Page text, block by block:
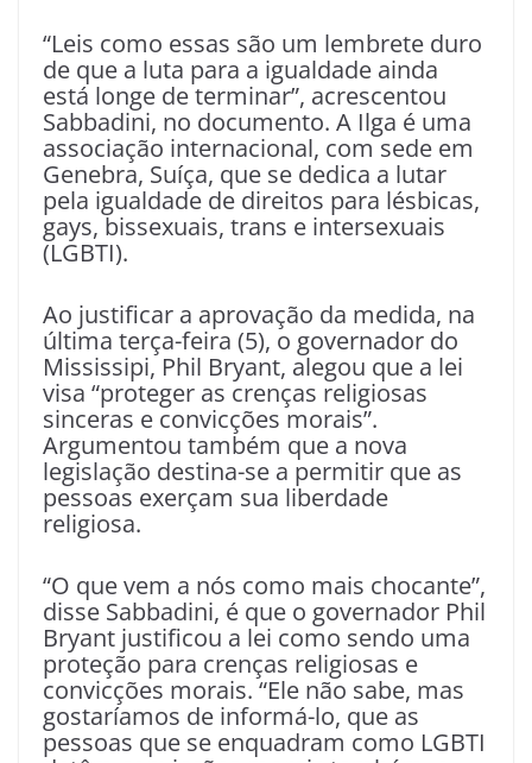
“Leis como essas são um lembrete duro
de que a luta para a igualdade ainda
está longe de terminar”, acrescentou
Sabbadini, no documento. A Ilga é uma
associação internacional, com sede em
Genebra, Suíça, que se dedica a lutar
pela igualdade de direitos para lésbicas,
gays, bissexuais, trans e intersexuais
(LGBTI).
Ao justificar a aprovação da medida, na
última terça-feira (5), o governador do
Mississipi, Phil Bryant, alegou que a lei
visa “proteger as crenças religiosas
sinceras e convicções morais”.
Argumentou também que a nova
legislação destina-se a permitir que as
pessoas exerçam sua liberdade
religiosa.
“O que vem a nós como mais chocante”,
disse Sabbadini, é que o governador Phil
Bryant justificou a lei como sendo uma
proteção para crenças religiosas e
convicções morais. “Ele não sabe, mas
gostaríamos de informá-lo, que as
pessoas que se enquadram como LGBTI